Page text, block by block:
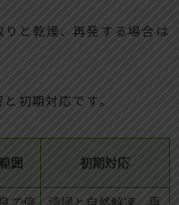
りと乾燥、再発する場合は
初期対応です。
囲 初期対応